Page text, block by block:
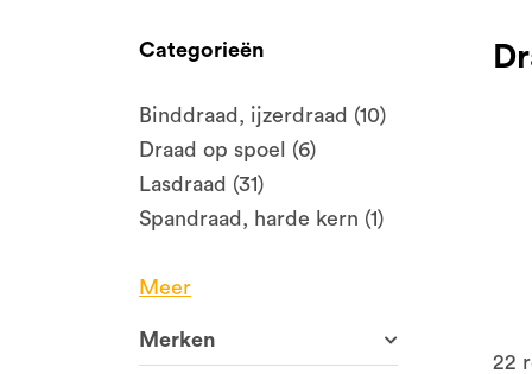
Categorieën
Binddraad, ijzerdraad (10)
Draad op spoel (6)
Lasdraad (31)
Spandraad, harde kern (1)
Meer
Merken
22